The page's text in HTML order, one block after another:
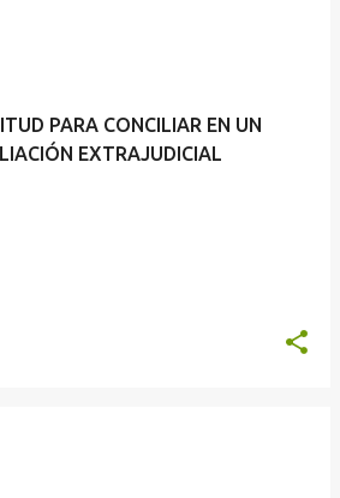
PARA CONCILIAR EN UN
EXTRAJUDICIAL